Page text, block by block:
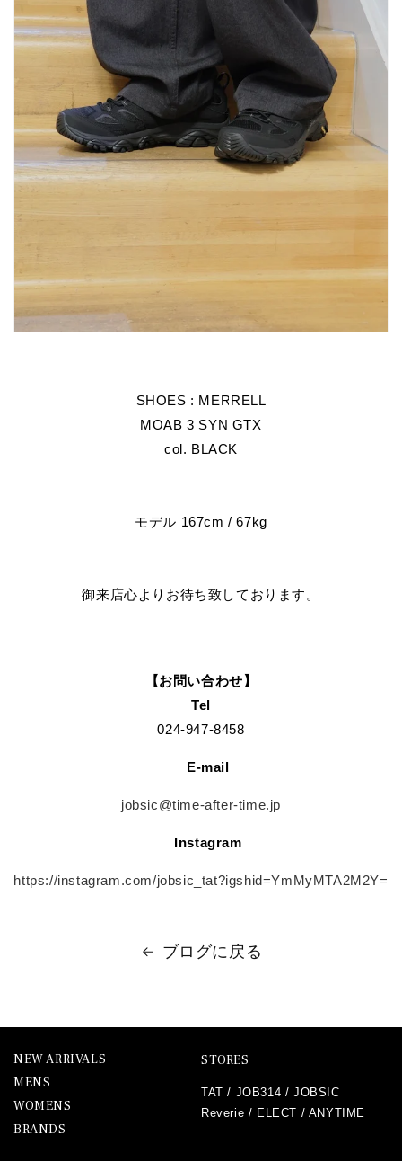
SHOES : MERRELL
MOAB 3 SYN GTX
col. BLACK
モデル 167cm / 67kg
御来店心よりお待ち致しております。
【お問い合わせ】
Tel
024-947-8458
E-mail
jobsic@time-after-time.jp
Instagram
https://instagram.com/jobsic_tat?igshid=YmMyMTA2M2Y=
ブログに戻る
NEW ARRIVALS
MENS
WOMENS
BRANDS
STORES
TAT / JOB314 /JOBSIC
Reverie / ELECT / ANYTIME